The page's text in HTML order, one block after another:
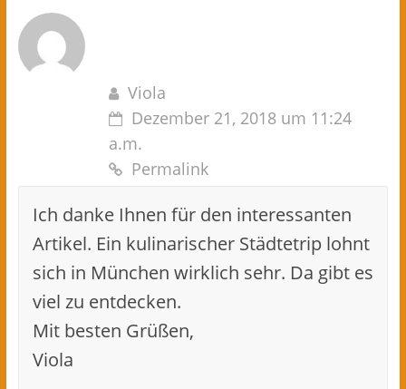
Viola
Dezember 21, 2018 um 11:24
a.m.
Permalink
Ich danke Ihnen für den interessanten
Artikel. Ein kulinarischer Städtetrip lohnt
sich in München wirklich sehr. Da gibt es
viel zu entdecken.
Mit besten Grüßen,
Viola